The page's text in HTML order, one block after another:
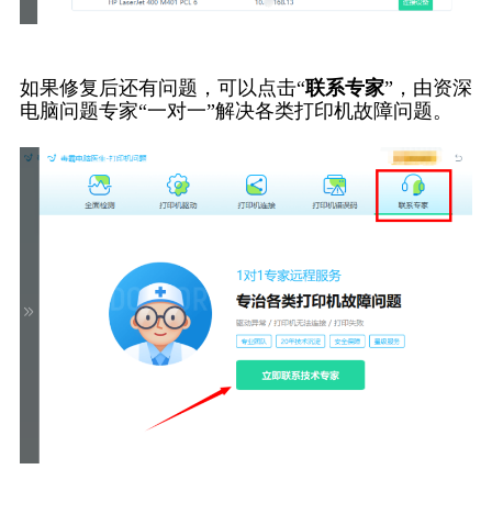
如果修复后还有问题，可以点击“联系专家”，由资深
电脑问题专家“一对一”解决各类打印机故障问题。